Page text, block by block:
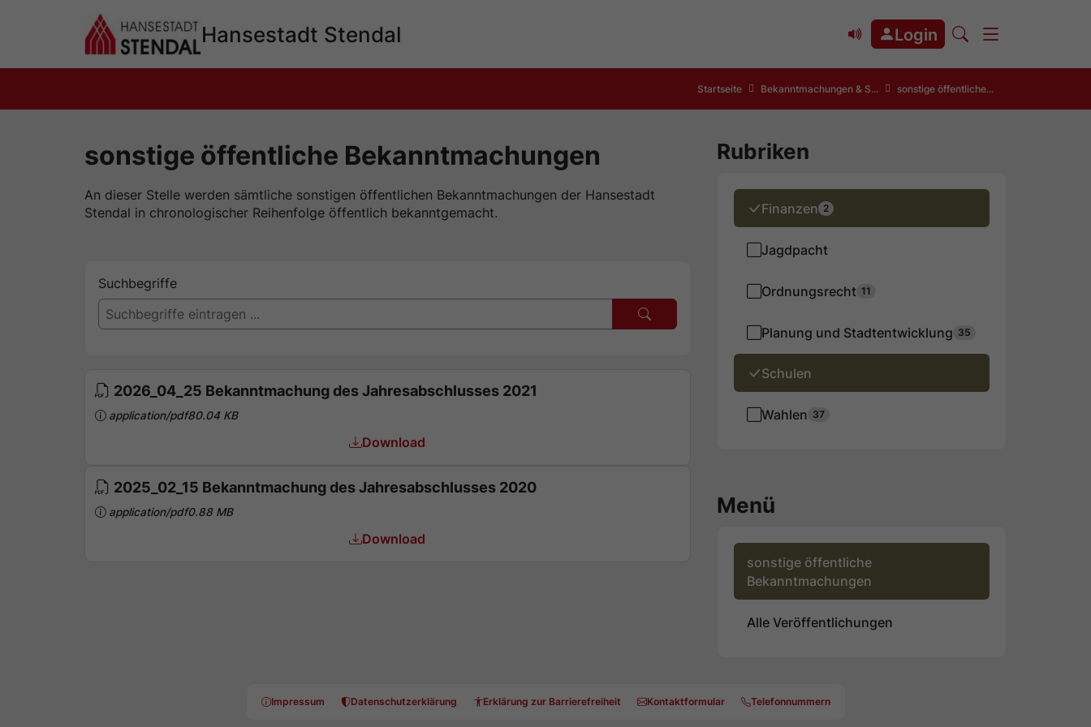
Hansestadt Stendal Login
Startseite Bekanntmachungen & S... sonstige öffentliche...
sonstige öffentliche Bekanntmachungen
An dieser Stelle werden sämtliche sonstigen öffentlichen Bekanntmachungen der Hansestadt
Stendal in chronologischer Reihenfolge öffentlich bekanntgemacht.
Suchbegriffe
Suche auslösen
2026_04_25 Bekanntmachung des Jahresabschlusses 2021
application/pdf80.04 KB
Download
2025_02_15 Bekanntmachung des Jahresabschlusses 2020
application/pdf0.88 MB
Download
Rubriken
Finanzen 2
Jagdpacht
Ordnungsrecht 11
Planung und Stadtentwicklung 35
Schulen
Wahlen 37
Menü
sonstige öffentliche
Bekanntmachungen
Alle Veröffentlichungen
Impressum Datenschutzerklärung Erklärung zur Barrierefreiheit Kontaktformular Telefonnummern